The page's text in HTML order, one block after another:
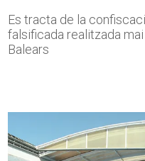
Es tracta de la
falsificada realitzada
Balears